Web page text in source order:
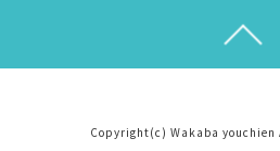
Copyright(c) Wakaba youchien